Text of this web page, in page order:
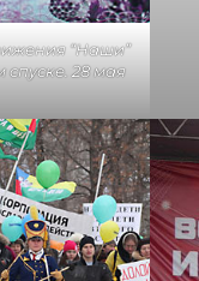
“Наши”
28 мая